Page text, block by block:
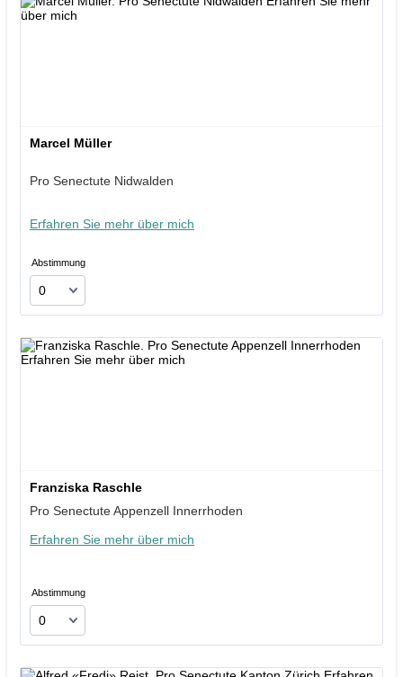
Marcel Müller
Pro Senectute Nidwalden
Erfahren Sie mehr über mich
Abstimmung
Franziska Raschle
Pro Senectute Appenzell Innerrhoden
Erfahren Sie mehr über mich
Abstimmung